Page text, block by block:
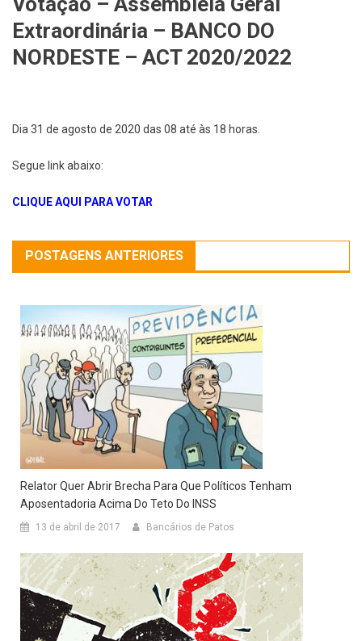
Extraordinária – BANCO DO
NORDESTE – ACT 2020/2022
Dia 31 de agosto de 2020 das 08 até às 18 horas.
Segue link abaixo:
CLIQUE AQUI PARA VOTAR
POSTAGENS ANTERIORES
Relator Quer Abrir Brecha Para Que Políticos Tenham
Aposentadoria Acima Do Teto Do INSS
13 de abril de 2017 Bancários de Patos